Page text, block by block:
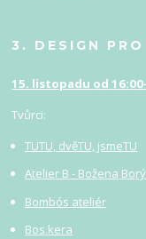
3. DESIGN
15. listopadu od
Tvůrci:
TUTU, dvěTU, jsmeTU
Atelier B - Božena
Bombós ateliér
Bos.kera